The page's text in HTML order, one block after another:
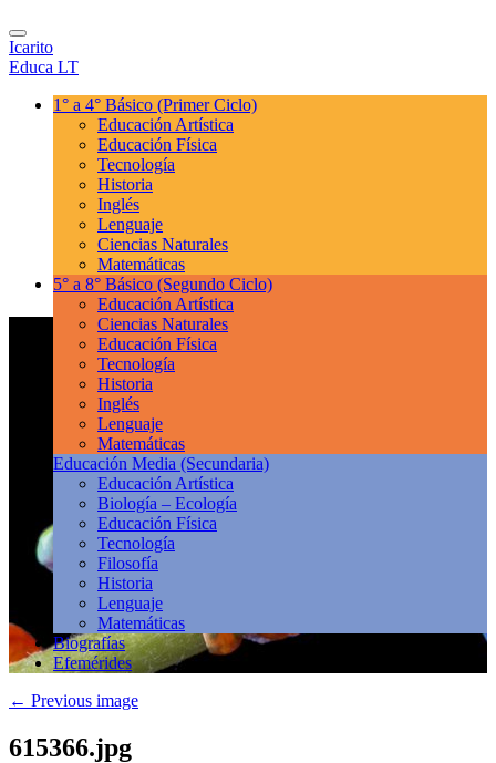
Icarito
Educa LT
1° a 4° Básico (Primer Ciclo)
Educación Artística
Educación Física
Tecnología
Historia
Inglés
Lenguaje
Ciencias Naturales
Matemáticas
5° a 8° Básico (Segundo Ciclo)
Educación Artística
Ciencias Naturales
Educación Física
Tecnología
Historia
Inglés
Lenguaje
Matemáticas
Educación Media (Secundaria)
Educación Artística
Biología – Ecología
Educación Física
Tecnología
Filosofía
Historia
Lenguaje
Matemáticas
Biografías
Efemérides
← Previous image
615366.jpg